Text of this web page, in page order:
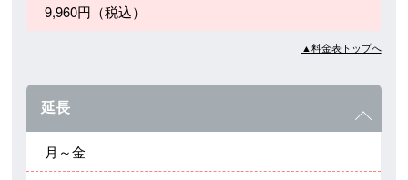
9,960円（税込）
▲料金表トップへ
延長
月～金